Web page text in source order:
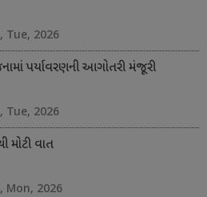
Tue, 2026
પર્યાવરણની આગોતરી મંજૂરી
Tue, 2026
મોટી વાત
Mon, 2026